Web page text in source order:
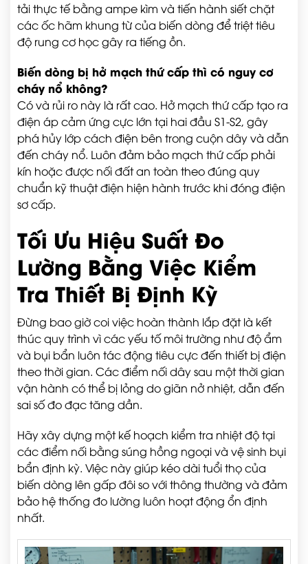
tải thực tế bằng ampe kìm và tiến hành siết chặt
các ốc hãm khung từ của biến dòng để triệt tiêu
độ rung cơ học gây ra tiếng ồn.
Biến dòng bị hở mạch thứ cấp thì có nguy cơ
cháy nổ không?
Có và rủi ro này là rất cao. Hở mạch thứ cấp tạo ra
điện áp cảm ứng cực lớn tại hai đầu S1-S2, gây
phá hủy lớp cách điện bên trong cuộn dây và dẫn
đến cháy nổ. Luôn đảm bảo mạch thứ cấp phải
kín hoặc được nối đất an toàn theo đúng quy
chuẩn kỹ thuật điện hiện hành trước khi đóng điện
sơ cấp.
Tối Ưu Hiệu Suất Đo
Lường Bằng Việc Kiểm
Tra Thiết Bị Định Kỳ
Đừng bao giờ coi việc hoàn thành lắp đặt là kết
thúc quy trình vì các yếu tố môi trường như độ ẩm
và bụi bẩn luôn tác động tiêu cực đến thiết bị điện
theo thời gian. Các điểm nối dây sau một thời gian
vận hành có thể bị lỏng do giãn nở nhiệt, dẫn đến
sai số đo đạc tăng dần.
Hãy xây dựng một kế hoạch kiểm tra nhiệt độ tại
các điểm nối bằng súng hồng ngoại và vệ sinh bụi
bẩn định kỳ. Việc này giúp kéo dài tuổi thọ của
biến dòng lên gấp đôi so với thông thường và đảm
bảo hệ thống đo lường luôn hoạt động ổn định
nhất.